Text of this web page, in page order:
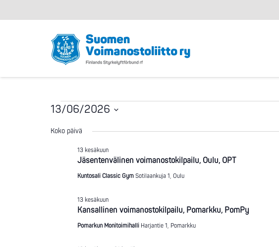
Tapahtumat
for
13.6.2026
13/06/2026
päivä.
Koko päivä
Jäsentenvälinen voimanostokilpailu, Oulu, OPT
13 kesäkuun
Kuntosali Classic Gym Sotilaankuja 1, Oulu
Kansallinen voimanostokilpailu, Pomarkku, PomPy
13 kesäkuun
Pomarkun Monitoimihalli Harjantie 1, Pomarkku